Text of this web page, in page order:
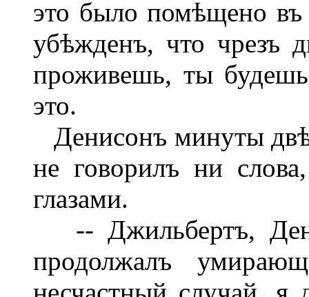
это было помѣщено
убѣжденъ, что чрезъ
проживешь, ты
это.
Денисонъ минуты
не говорилъ ни
глазами.
-- Джильбертъ,
продолжалъ